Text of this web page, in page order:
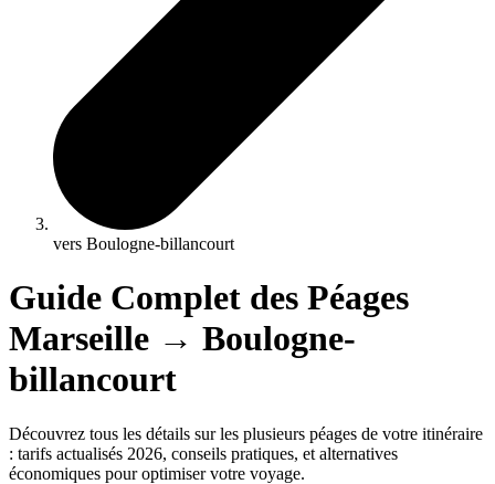
vers Boulogne-billancourt
Guide Complet des Péages
Marseille → Boulogne-
billancourt
Découvrez tous les détails sur les plusieurs péages de votre itinéraire
: tarifs actualisés 2026, conseils pratiques, et alternatives
économiques pour optimiser votre voyage.